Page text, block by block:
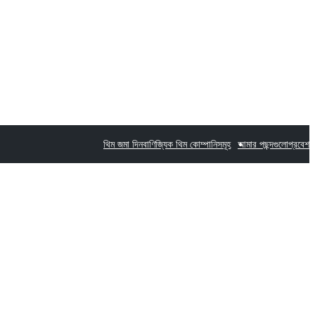
থিম জমা দিনবাণিজ্যিক থিম কোম্পানিসমূহ আমার পছন্দগুলোপ্রবেশ